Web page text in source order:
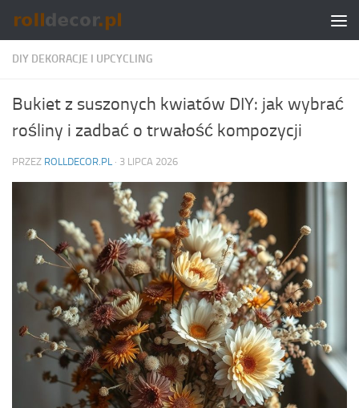
Skip to content
DIY DEKORACJE I UPCYCLING
Bukiet z suszonych kwiatów DIY: jak wybrać
rośliny i zadbać o trwałość kompozycji
PRZEZ ROLLDECOR.PL · 3 LIPCA 2026